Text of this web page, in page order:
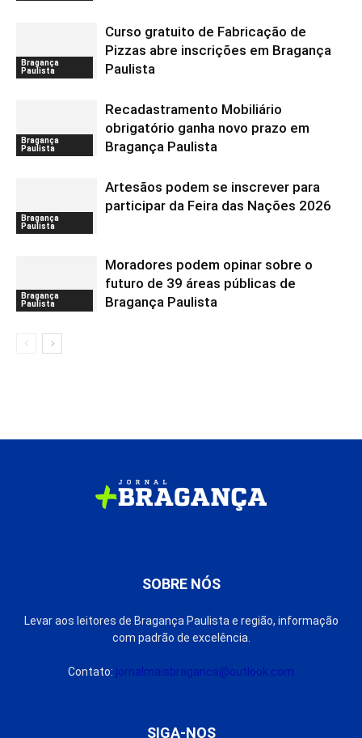
Bragança
Paulista
Curso gratuito de Fabricação de
Pizzas abre inscrições em Bragança
Paulista
Bragança
Paulista
Recadastramento Mobiliário
obrigatório ganha novo prazo em
Bragança Paulista
Bragança
Paulista
Artesãos podem se inscrever para
participar da Feira das Nações 2026
Bragança
Paulista
Moradores podem opinar sobre o
futuro de 39 áreas públicas de
Bragança Paulista
SOBRE NÓS
Levar aos leitores de Bragança Paulista e região, informação
com padrão de excelência.
Contato: jornalmaisbraganca@outlook.com
SIGA-NOS